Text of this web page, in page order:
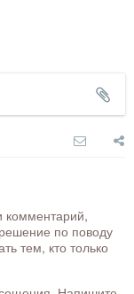
комментарий,
по поводу
тем, кто только